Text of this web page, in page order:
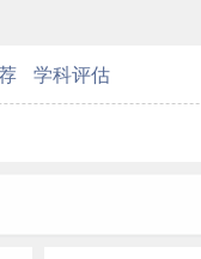
学科评估